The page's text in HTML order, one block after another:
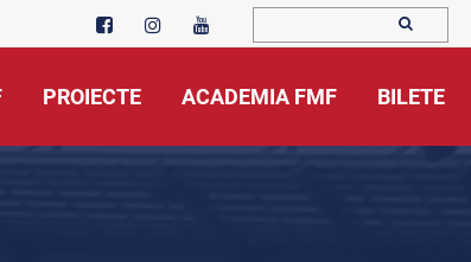
PROIECTE ACADEMIA FMF BILETE